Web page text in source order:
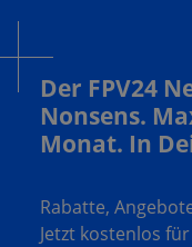
Der FPV24
Nonsens.
Monat. In
Rabatte,
Jetzt kostenlos